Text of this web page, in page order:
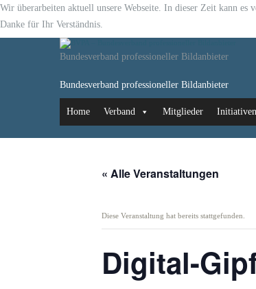
Wir überarbeiten aktuell unsere Webseite. In dieser Zeit kann
Danke für Ihr Verständnis.
Bundesverband professioneller Bildanbieter
Bundesverband professioneller Bildanbieter
Home Verband Mitglieder Initiativen
« Alle Veranstaltungen
Diese Veranstaltung hat bereits stattgefunden.
Digital-